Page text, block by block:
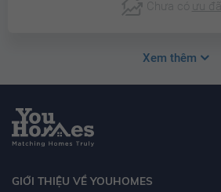
Chưa có ưu đãi
Xem thêm
GIỚI THIỆU VỀ YOUHOMES